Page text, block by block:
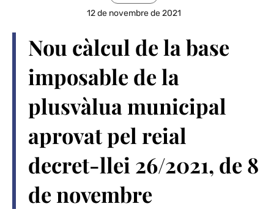
12 de novembre de 2021
Nou càlcul de la base
imposable de la
plusvàlua municipal
aprovat pel reial
decret-llei 26/2021, de 8
de novembre